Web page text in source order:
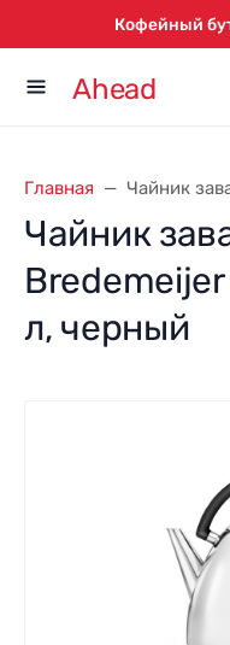
Кофейный
Ahead
Главная Чайник
Чайник
л, черный